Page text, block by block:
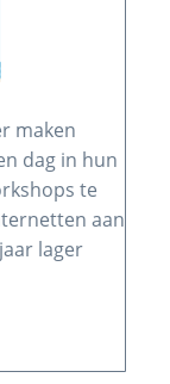
maken
dag in hun
te
aan
lager